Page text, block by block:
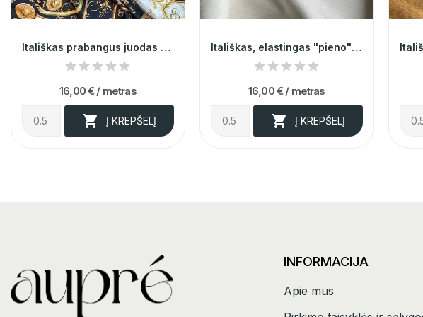
Itališkas prabangus juodas margas poliesteris...
16,00 €/ metras
 Į KREPŠELĮ
Itališkas, elastingas "pieno" spalvos džinsas...
16,00 € / metras
 Į KREPŠELĮ
INFORMACIJA
Apie mus